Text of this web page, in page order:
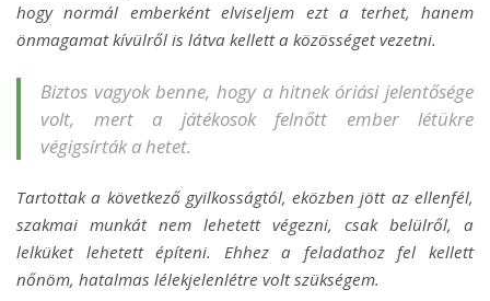
hogy normál emberként elviseljem ezt a terhet, hanem
önmagamat kívülről is látva kellett a közösséget vezetni.
Biztos vagyok benne, hogy a hitnek óriási jelentősége
volt, mert a játékosok felnőtt ember létükre
végigsírták a hetet.
Tartottak a következő gyilkosságtól, eközben jött az ellenfél,
szakmai munkát nem lehetett végezni, csak belülről, a
lelküket lehetett építeni. Ehhez a feladathoz fel kellett
nőnöm, hatalmas lélekjelenlétre volt szükségem.